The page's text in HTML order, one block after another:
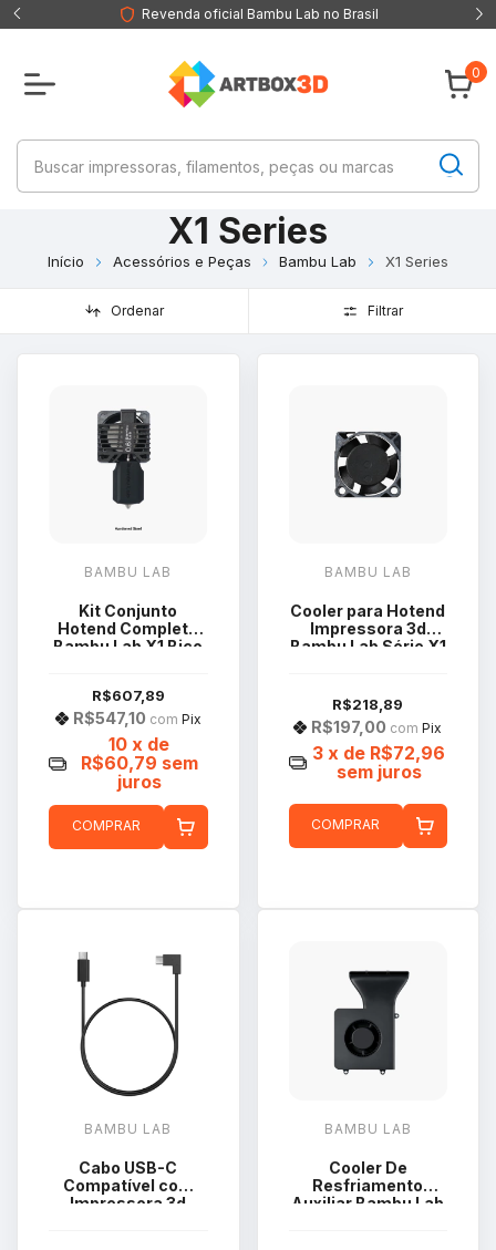
Revenda oficial Bambu Lab no Brasil
0
X1 Series
Início Acessórios e Peças Bambu Lab X1 Series
Ordenar Filtrar
BAMBU LAB
Kit Conjunto
Hotend Completo
Bambu Lab X1 Bico
R$607,89
R$547,10 com Pix
10 x de
R$60,79 sem
juros
COMPRAR
BAMBU LAB
Cooler para Hotend
Impressora 3d
Bambu Lab Série X1
R$218,89
R$197,00 com Pix
3 x de R$72,96
sem juros
COMPRAR
BAMBU LAB
Cabo USB-C
Compatível com
Impressora 3d
BAMBU LAB
Cooler De
Resfriamento
Auxiliar Bambu Lab